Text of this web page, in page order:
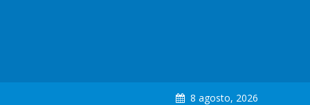
8 agosto, 2026